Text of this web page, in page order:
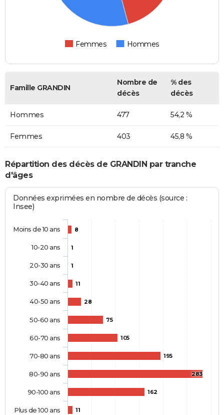
Femmes Hommes
Famille GRANDIN
Nombre de
décès
% des
décès
Hommes 477 54,2 %
Femmes 403 45,8 %
Répartition des décès de GRANDIN par tranche
d'âges
Données exprimées en nombre de décès (source :
Insee)
8
1
1
11
28
75
105
195
283
162
11
Moins de 10 ans
10-20 ans
20-30 ans
30-40 ans
40-50 ans
50-60 ans
60-70 ans
70-80 ans
80-90 ans
90-100 ans
Plus de 100 ans